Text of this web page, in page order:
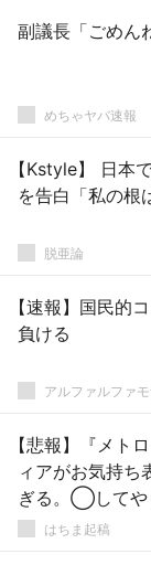
副議長「ごめん
めちゃヤバ速報
【Kstyle】 日本
を告白「私の根
脱亜論
【速報】国民的
負ける
アルファルファ
【悲報】『メト
ィアがお気持ち
ぎる。◯してや
はちま起稿